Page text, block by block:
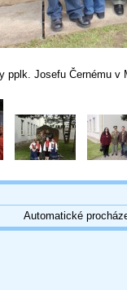
pplk. Josefu Černému
Automatické